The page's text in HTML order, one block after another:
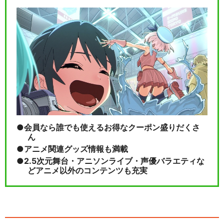
会員なら誰でも使えるお得なクーポン盛りだくさ
ん
アニメ関連グッズ情報も満載
2.5次元舞台・アニソンライブ・声優バラエティな
どアニメ以外のコンテンツも充実